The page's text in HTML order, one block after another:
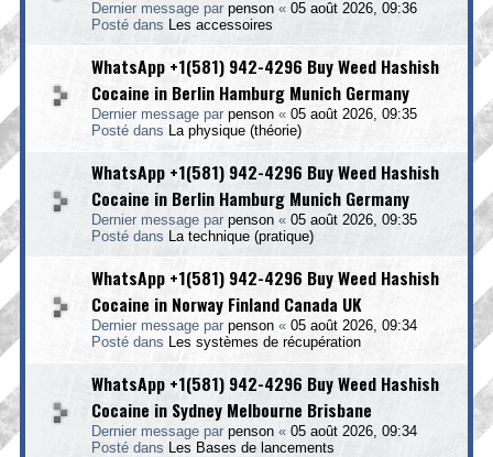
Dernier message par penson « 05 août 2026, 09:36
Posté dans
Les accessoires
WhatsApp +1(581) 942-4296 Buy Weed Hashish
Cocaine in Berlin Hamburg Munich Germany
Dernier message par penson « 05 août 2026, 09:35
Posté dans
La physique (théorie)
WhatsApp +1(581) 942-4296 Buy Weed Hashish
Cocaine in Berlin Hamburg Munich Germany
Dernier message par penson « 05 août 2026, 09:35
Posté dans
La technique (pratique)
WhatsApp +1(581) 942-4296 Buy Weed Hashish
Cocaine in Norway Finland Canada UK
Dernier message par penson « 05 août 2026, 09:34
Posté dans
Les systèmes de récupération
WhatsApp +1(581) 942-4296 Buy Weed Hashish
Cocaine in Sydney Melbourne Brisbane
Dernier message par penson « 05 août 2026, 09:34
Posté dans
Les Bases de lancements